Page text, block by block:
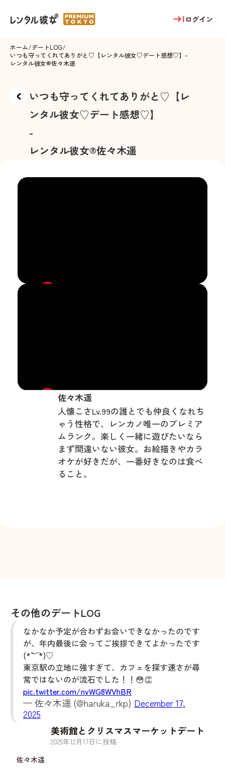
ログイン
ホーム/デートLOG/
いつも守ってくれてありがと♡【レンタル彼女♡デート感想♡】 -
レンタル彼女®佐々木遥
いつも守ってくれてありがと♡【レ
ンタル彼女♡デート感想♡】
-
レンタル彼女®佐々木遥
佐々木遥
人懐こさLv.99の誰とでも仲良くなれち
ゃう性格で、レンカノ唯一のプレミア
ムランク。楽しく一緒に遊びたいなら
まず間違いない彼女。お絵描きやカラ
オケが好きだが、一番好きなのは食べ
ること。
その他のデートLOG
なかなか予定が合わずお会いできなかったのです
が、年内最後に会ってご挨拶できてよかったです
(*´︶`*)♡
東京駅の立地に強すぎて、カフェを探す速さが尋
常ではないのが流石でした！！😳👏
pic.twitter.com/nvWG8WVhBR
— 佐々木遥 (@haruka_rkp) December 17,
2025
佐々木遥
美術館とクリスマスマーケットデート
2025年12月 17日に投稿